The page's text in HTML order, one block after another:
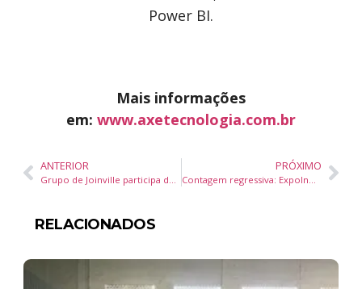
Power BI.
Mais informações
em: www.axetecnologia.com.br
ANTERIOR
Grupo de Joinville participa do maior festival de teatro de bonecos do mundo, na França
PRÓXIMO
Contagem regressiva: ExpoInovação 2025 começa na próxima semana
RELACIONADOS